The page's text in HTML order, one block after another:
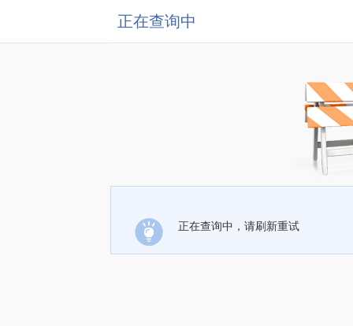
正在查询中
正在查询中，请刷新重试